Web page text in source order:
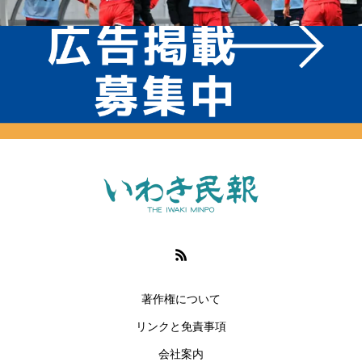
著作権について
リンクと免責事項
会社案内